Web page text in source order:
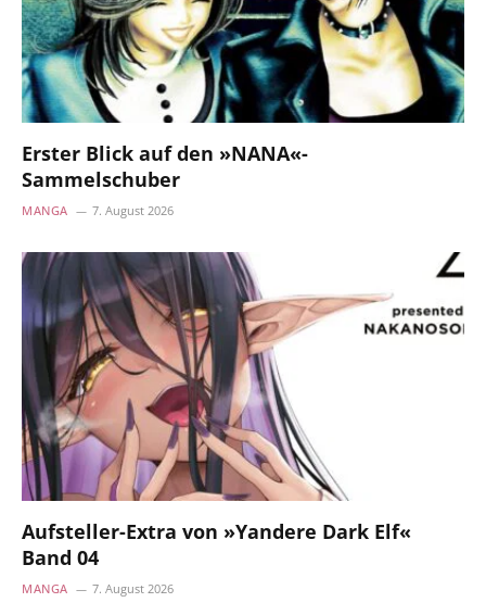
Erster Blick auf den »NANA«-
Sammelschuber
MANGA 7. August 2026
Aufsteller-Extra von »Yandere Dark Elf«
Band 04
MANGA 7. August 2026